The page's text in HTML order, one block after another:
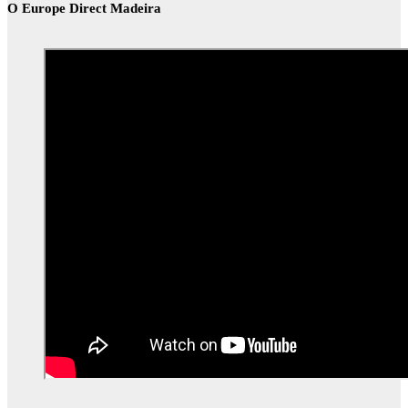
O Europe Direct Madeira